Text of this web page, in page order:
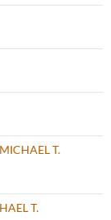
T.
T.